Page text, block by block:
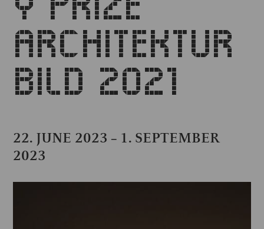
ARCHITEKTUR
BILD 2021
22. JUNE 2023 – 1. SEPTEMBER
2023